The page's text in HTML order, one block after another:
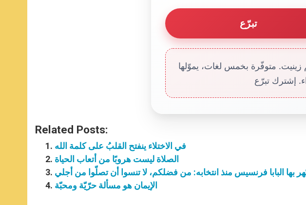
تبرّع
زينيت. متوفّرة بخمس لغات، يموّلها
إشترك تبرّع
Related Posts:
في الاختلاء ينفتح القلبُ على كلمة الله
الصلاة ليست هروبًا من أتعاب الحياة
بها البابا فرنسيس منذ انتخابه: من فضلكم، لا تنسوا أن تصلّوا من أجلي
الإيمان هو مسألة حرّيّة ومحبّة